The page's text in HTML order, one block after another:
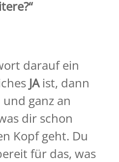
darauf ein
JAist, dann
ganz an
dir schon
Kopf geht. Du
für das, was